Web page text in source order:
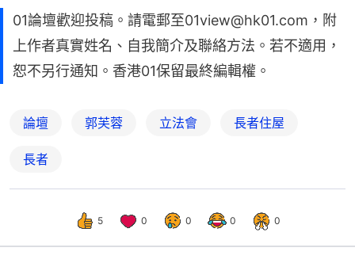
01論壇歡迎投稿。請電郵至01view@hk01.com，附
上作者真實姓名、自我簡介及聯絡方法。若不適用，
恕不另行通知。香港01保留最終編輯權。
論壇 郭芙蓉 立法會 長者住屋
長者
5 0 0 0 0